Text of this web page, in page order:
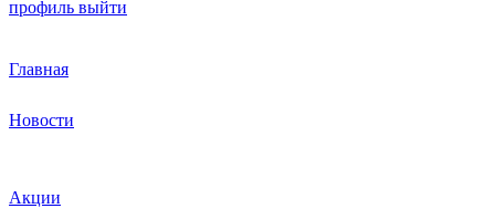
профиль выйти
Главная
Новости
Акции